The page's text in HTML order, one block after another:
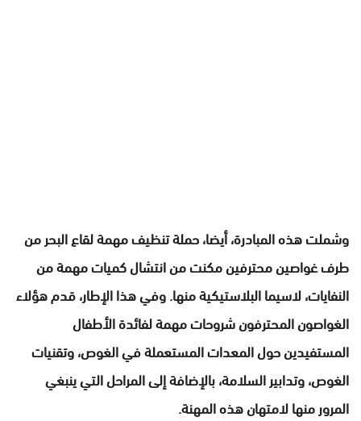
وشملت هذه المبادرة، أيضا، حملة تنظيف مهمة لقاع البحر من
طرف غواصين محترفين مكنت من انتشال كميات مهمة من
النفايات، لاسيما البلاستيكية منها. وفي هذا الإطار، قدم هؤلاء
الغواصون المحترفون شروحات مهمة لفائدة الأطفال
المستفيدين حول المعدات المستعملة في الغوص، وتقنيات
الغوص، وتدابير السلامة، بالإضافة إلى المراحل التي ينبغي
المرور منها لامتهان هذه المهنة.